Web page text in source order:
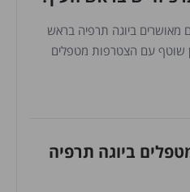
ישנם 1 מטפלים מאושרים ביוגה תרפיה בראש
שוטף עם הצטרפות מטפלים
ביוגה תרפיה